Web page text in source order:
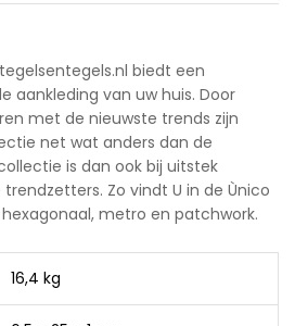
biedt een
aankleding van uw huis. Door
met de nieuwste trends zijn
net wat anders dan de
is dan ook bij uitstek
Zo vindt U in de Ùnico
metro en patchwork.
16,4 kg